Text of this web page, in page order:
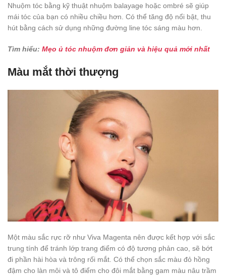
Nhuộm tóc bằng kỹ thuật nhuộm balayage hoặc ombré sẽ giúp
mái tóc của bạn có nhiều chiều hơn. Có thể tăng độ nổi bật, thu
hút bằng cách sử dụng những đường line tóc sáng màu hơn.
Tìm hiểu: Mẹo ủ tóc nhuộm đơn giản và hiệu quả mới nhất
Màu mắt thời thượng
Một màu sắc rực rỡ như Viva Magenta nên được kết hợp với sắc
trung tính để tránh lớp trang điểm có độ tương phản cao, sẽ bớt
đi phần hài hòa và trông rối mắt. Có thể chọn sắc màu đỏ hồng
đậm cho làn môi và tô điểm cho đôi mắt bằng gam màu nâu trầm